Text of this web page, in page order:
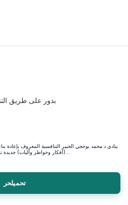
ينادي د محمد بوحجي الخبير التنافسية المعروف بإعادة
تحميلحر